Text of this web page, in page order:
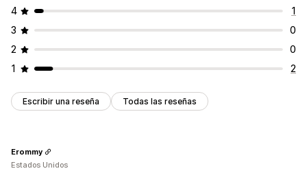
Tipo de temporizador
Ofertas diarias Liquidaciones inmediatas
Promoción por tiempo limitado Fecha de vencimiento
Evento especial Pedidos en preventa
Segmentación por comportamiento
4
1
3
0
2
0
1
2
Escribir una reseña Todas las reseñas
Erommy
Estados Unidos